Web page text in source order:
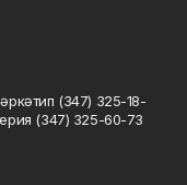
(347) 325-18-
(347) 325-60-73